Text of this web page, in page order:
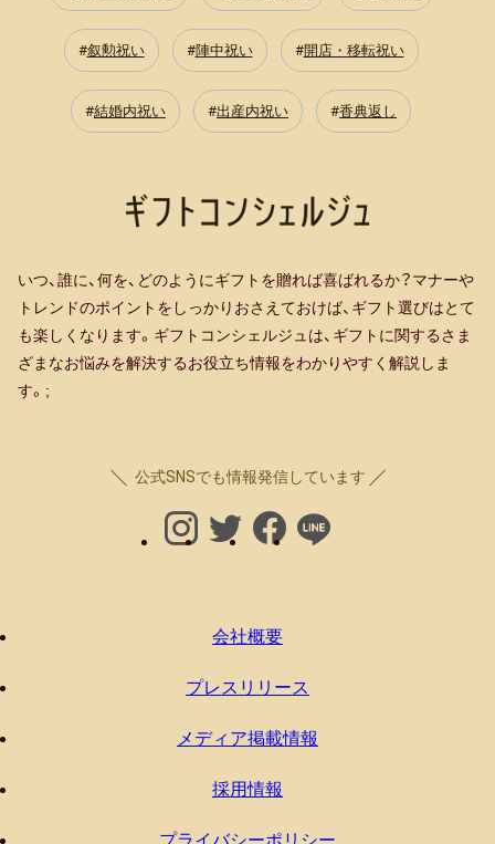
叙勲祝い 陣中祝い 開店・移転祝い
結婚内祝い 出産内祝い 香典返し
いつ、誰に、何を、どのようにギフトを贈れば喜ばれるか？マナーや
トレンドのポイントをしっかりおさえておけば、ギフト選びはとて
も楽しくなります。ギフトコンシェルジュは、ギフトに関するさま
ざまなお悩みを解決するお役立ち情報をわかりやすく解説しま
す。;
公式SNSでも情報発信しています
会社概要
プレスリリース
メディア掲載情報
採用情報
プライバシーポリシー